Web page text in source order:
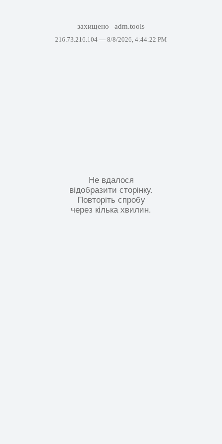
захищено adm.tools
216.73.216.104 — 8/8/2026, 4:44:22 PM
Не вдалося
відобразити сторінку.
Повторіть спробу
через кілька хвилин.